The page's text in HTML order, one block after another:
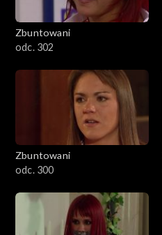
Zbuntowani
odc. 302
Zbuntowani
odc. 300